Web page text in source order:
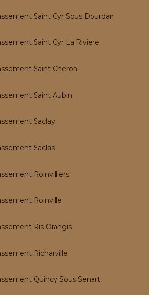
Saint Cyr Sous Dourdan
Saint Cyr La Riviere
Saint Cheron
Saint Aubin
Saclay
Saclas
Roinvilliers
Roinville
Ris Orangis
Richarville
Quincy Sous Senart